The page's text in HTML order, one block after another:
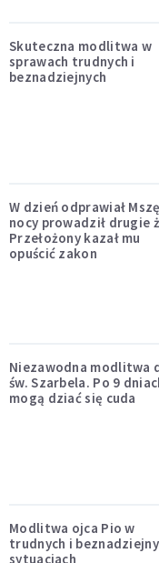
Skuteczna modlitwa w
sprawach trudnych i
beznadziejnych
W dzień odprawiał
nocy prowadził drugie
Przełożony kazał mu
opuścić zakon
Niezawodna modlitwa
św. Szarbela. Po 9
mogą dziać się cuda
Modlitwa ojca Pio w
trudnych i
sytuacjach